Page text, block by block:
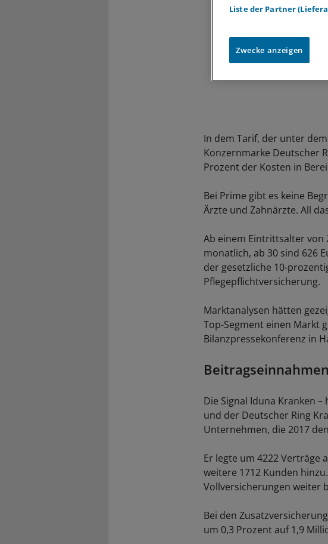
In dem Tarif, der unter
Konzernmarke Deutscher
Prozent der Kosten in
Bei Prime gibt es keine
Ärzte und Zahnärzte. All
Ab einem Eintrittsalter von
monatlich, ab 30 sind 626
der gesetzliche 10-
Pflegepflichtversicherung.
Marktanalysen hätten
Top-Segment einen Markt
Bilanzpressekonferenz in
Die Signal Iduna Kranken
und der Deutscher Ring
Unternehmen, die 2017
Er legte um 4222 Verträge
weitere 1712 Kunden
Vollversicherungen weiter
Bei den
um 0,3 Prozent auf 1,9
Liste der Partner
Zwecke anzeigen